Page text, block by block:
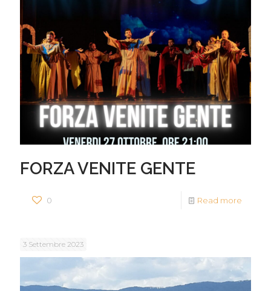
FORZA VENITE GENTE
0 Read more
3 Settembre 2023